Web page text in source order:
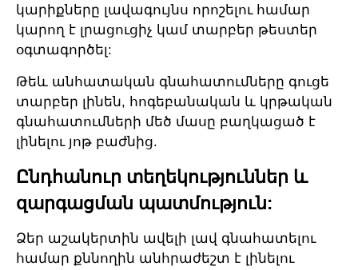
կարիքները լավագույնս որոշելու համար
կարող է լրացուցիչ կամ տարբեր թեստեր
օգտագործել:
Թեև անհատական գնահատումները գուցե
տարբեր լինեն, հոգեբանական և կրթական
գնահատումների մեծ մասը բաղկացած է
լինելու յոթ բաժնից.
Ընդհանուր տեղեկություններ և
զարգացման պատմություն:
Ձեր աշակերտին ավելի լավ գնահատելու
համար քննողին անհրաժեշտ է լինելու